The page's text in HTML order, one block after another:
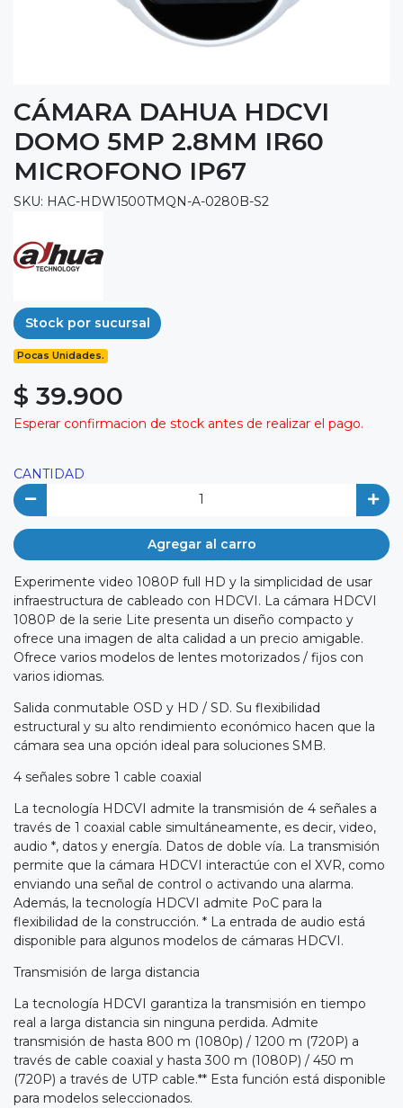
CÁMARA DAHUA HDCVI
DOMO 5MP 2.8MM IR60
MICROFONO IP67
SKU: HAC-HDW1500TMQN-A-0280B-S2
Stock por sucursal
Pocas Unidades.
$ 39.900
Esperar confirmacion de stock antes de realizar el pago.
CANTIDAD
Agregar al carro
Experimente video 1080P full HD y la simplicidad de usar
infraestructura de cableado con HDCVI. La cámara HDCVI
1080P de la serie Lite presenta un diseño compacto y
ofrece una imagen de alta calidad a un precio amigable.
Ofrece varios modelos de lentes motorizados / fijos con
varios idiomas.
Salida conmutable OSD y HD / SD. Su flexibilidad
estructural y su alto rendimiento económico hacen que la
cámara sea una opción ideal para soluciones SMB.
4 señales sobre 1 cable coaxial
La tecnología HDCVI admite la transmisión de 4 señales a
través de 1 coaxial cable simultáneamente, es decir, video,
audio *, datos y energía. Datos de doble vía. La transmisión
permite que la cámara HDCVI interactúe con el XVR, como
enviando una señal de control o activando una alarma.
Además, la tecnología HDCVI admite PoC para la
flexibilidad de la construcción. * La entrada de audio está
disponible para algunos modelos de cámaras HDCVI.
Transmisión de larga distancia
La tecnología HDCVI garantiza la transmisión en tiempo
real a larga distancia sin ninguna perdida. Admite
transmisión de hasta 800 m (1080p) / 1200 m (720P) a
través de cable coaxial y hasta 300 m (1080P) / 450 m
(720P) a través de UTP cable.** Esta función está disponible
para modelos seleccionados.